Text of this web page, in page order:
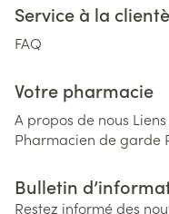
Service à la
FAQ
Votre pharmacie
A propos de nous
Pharmacien de garde
Bulletin
Restez informé des